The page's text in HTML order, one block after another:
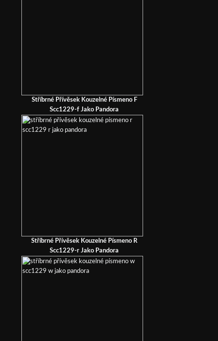
Stříbrné Přívěsek Kouzelné Písmeno F
Scc1229-f Jako Pandora
Stříbrné Přívěsek Kouzelné Písmeno R
Scc1229-r Jako Pandora